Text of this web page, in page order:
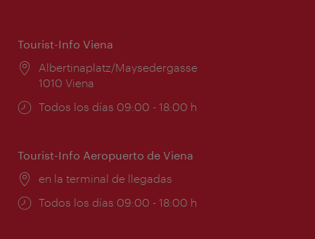
Tourist-Info Viena
Lugar:
Albertinaplatz/Maysedergasse
1010 Viena
Horarios
Todos los días 09:00 - 18:00 h
Tourist-Info Aeropuerto de Viena
Lugar:
en la terminal de llegadas
Horarios
Todos los días 09:00 - 18:00 h